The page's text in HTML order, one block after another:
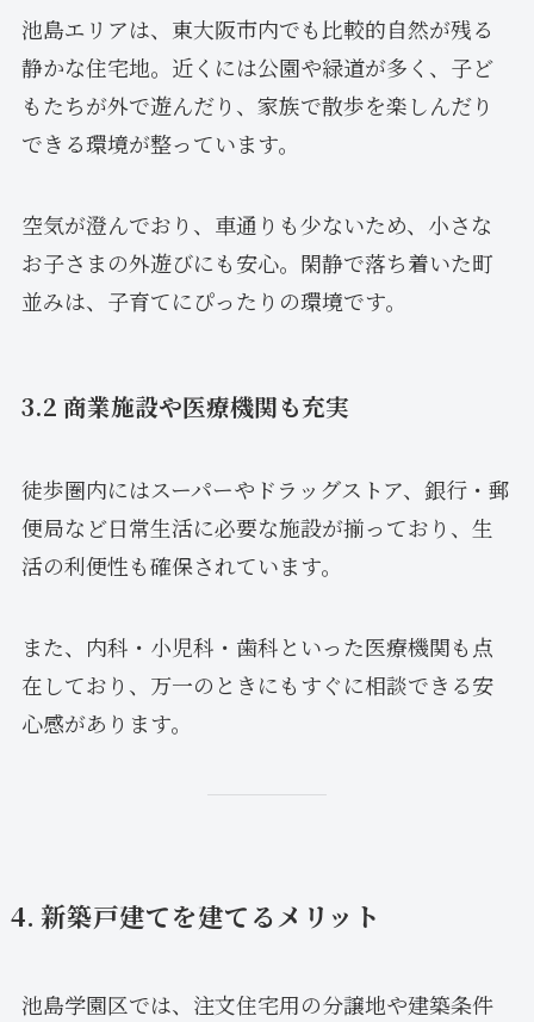
池島エリアは、東大阪市内でも比較的自然が残る
静かな住宅地。近くには公園や緑道が多く、子ど
もたちが外で遊んだり、家族で散歩を楽しんだり
できる環境が整っています。
空気が澄んでおり、車通りも少ないため、小さな
お子さまの外遊びにも安心。閑静で落ち着いた町
並みは、子育てにぴったりの環境です。
3.2 商業施設や医療機関も充実
徒歩圏内にはスーパーやドラッグストア、銀行・郵
便局など日常生活に必要な施設が揃っており、生
活の利便性も確保されています。
また、内科・小児科・歯科といった医療機関も点
在しており、万一のときにもすぐに相談できる安
心感があります。
4. 新築戸建てを建てるメリット
池島学園区では、注文住宅用の分譲地や建築条件